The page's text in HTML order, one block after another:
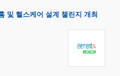
및 헬스케어 설계 챌린지 개최